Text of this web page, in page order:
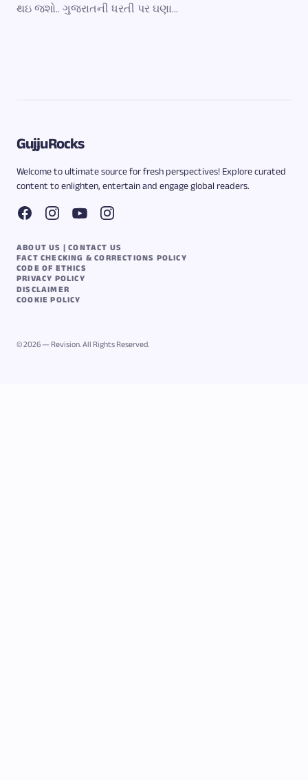
થઇ જશો.. ગુજરાતની ધરતી પર ઘણા…
GujjuRocks
Welcome to ultimate source for fresh perspectives! Explore curated
content to enlighten, entertain and engage global readers.
ABOUT US | CONTACT US
FACT CHECKING & CORRECTIONS POLICY
CODE OF ETHICS
PRIVACY POLICY
DISCLAIMER
COOKIE POLICY
© 2026 — Revision. All Rights Reserved.